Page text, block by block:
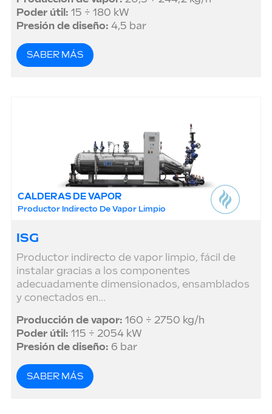
Poder útil: 15 ÷ 180 kW
Presión de diseño: 4,5 bar
SABER MÁS
CALDERAS DE VAPOR
Productor Indirecto De Vapor Limpio
ISG
Productor indirecto de vapor limpio, fácil de
instalar gracias a los componentes
adecuadamente dimensionados, ensamblados
y conectados en...
Producción de vapor: 160 ÷ 2750 kg/h
Poder útil: 115 ÷ 2054 kW
Presión de diseño: 6 bar
SABER MÁS